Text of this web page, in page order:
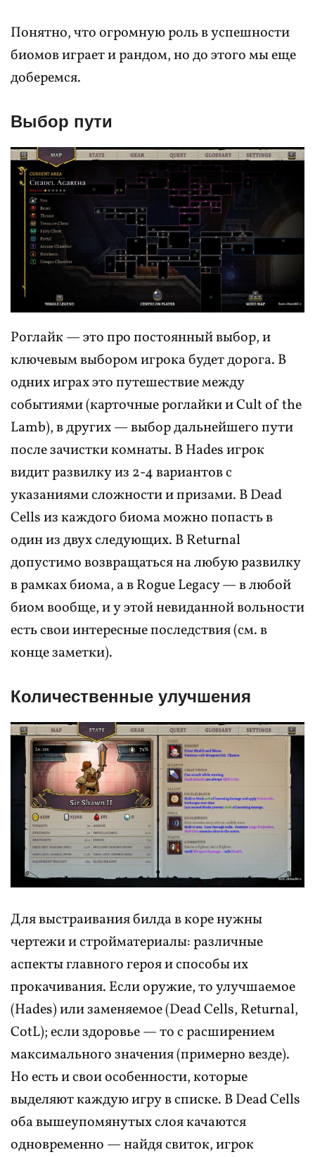
Понятно, что огромную роль в успешности
биомов играет и рандом, но до этого мы еще
доберемся.
Выбор пути
Роглайк — это про постоянный выбор, и
ключевым выбором игрока будет дорога. В
одних играх это путешествие между
событиями (карточные роглайки и Cult of the
Lamb), в других — выбор дальнейшего пути
после зачистки комнаты. В Hades игрок
видит развилку из 2-4 вариантов с
указаниями сложности и призами. В Dead
Cells из каждого биома можно попасть в
один из двух следующих. В Returnal
допустимо возвращаться на любую развилку
в рамках биома, а в Rogue Legacy — в любой
биом вообще, и у этой невиданной вольности
есть свои интересные последствия (см. в
конце заметки).
Количественные улучшения
Для выстраивания билда в коре нужны
чертежи и стройматериалы: различные
аспекты главного героя и способы их
прокачивания. Если оружие, то улучшаемое
(Hades) или заменяемое (Dead Cells, Returnal,
CotL); если здоровье — то с расширением
максимального значения (примерно везде).
Но есть и свои особенности, которые
выделяют каждую игру в списке. В Dead Cells
оба вышеупомянутых слоя качаются
одновременно — найдя свиток, игрок